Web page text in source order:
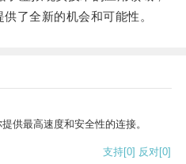
了全新的机会和可能性。
供最高速度和安全性的连接。
支持[0] 反对[0]